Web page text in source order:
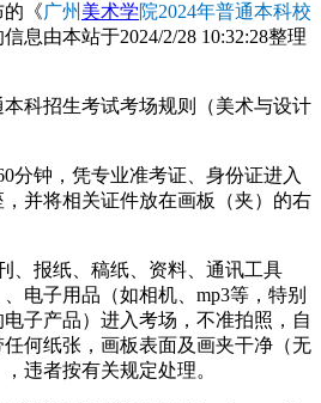
的《广州 美术学院2024年普通本科校
信息由本站于2024/2/28 10:32:28整理
本科招生考试考场规则（美术与设计
分钟，凭专业准考证、身份证进入
并将相关证件放在画板（夹）的右
、报纸、稿纸、资料、通讯工具
电子用品（如相机、mp3等，特别
子产品）进入考场，不准拍照，自
何纸张，画板表面及画夹干净（无
违者按有关规定处理。